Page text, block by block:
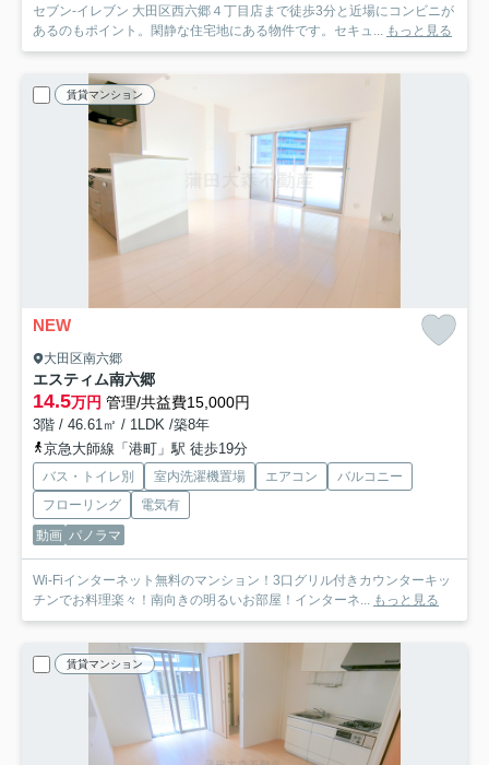
セブン-イレブン 大田区西六郷４丁目店まで徒歩3分と近場にコンビニが
あるのもポイント。閑静な住宅地にある物件です。セキュ... もっと見る
賃貸マンション
NEW
大田区南六郷
エスティム南六郷
14.5万円 管理/共益費15,000円
3階 / 46.61㎡ / 1LDK /築8年
京急大師線「港町」駅 徒歩19分
バス・トイレ別 室内洗濯機置場 エアコン
バルコニー
フローリング
電気有
動画 パノラマ
Wi-Fiインターネット無料のマンション！3口グリル付きカウンターキッ
チンでお料理楽々！南向きの明るいお部屋！インターネ... もっと見る
賃貸マンション